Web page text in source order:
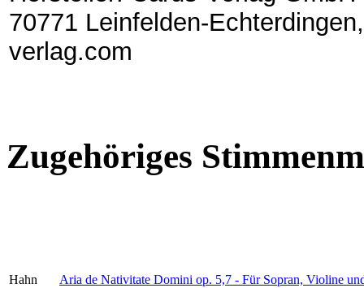
70771 Leinfelden-
verlag.com
Zugehöriges
Hahn Aria de Nativitate Domini op. 5,7 - Für Sopran, Violine